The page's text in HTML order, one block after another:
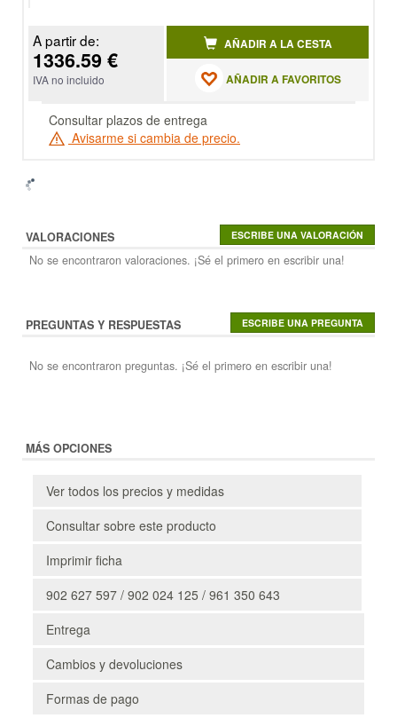
A partir de:
1336.59 €
IVA no incluido
AÑADIR A LA CESTA
AÑADIR A FAVORITOS
Consultar plazos de entrega
Avisarme si cambia de precio.
VALORACIONES
No se encontraron valoraciones. ¡Sé el primero en escribir una!
PREGUNTAS Y RESPUESTAS
No se encontraron preguntas. ¡Sé el primero en escribir una!
MÁS OPCIONES
Ver todos los precios y medidas
Consultar sobre este producto
Imprimir ficha
902 627 597 / 902 024 125 / 961 350 643
Entrega
Cambios y devoluciones
Formas de pago